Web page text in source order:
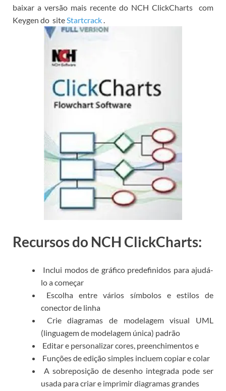
baixar a versão mais recente do NCH ClickCharts com
Keygen do siteStartcrack.
Recursos do NCH ClickCharts:
Inclui modos de gráfico predefinidos para ajudá-
lo a começar
Escolha entre vários símbolos e estilos de
conector de linha
Crie diagramas de modelagem visual UML
(linguagem de modelagem única) padrão
Editar e personalizar cores, preenchimentos e
Funções de edição simples incluem copiar e colar
A sobreposição de desenho integrada pode ser
usada para criar e imprimir diagramas grandes